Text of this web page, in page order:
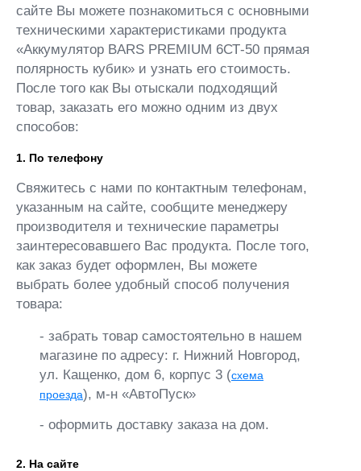
сайте Вы можете познакомиться с основными
техническими характеристиками продукта
«Аккумулятор BARS PREMIUM 6СТ-50 прямая
полярность кубик» и узнать его стоимость.
После того как Вы отыскали подходящий
товар, заказать его можно одним из двух
способов:
1. По телефону
Свяжитесь с нами по контактным телефонам,
указанным на сайте, сообщите менеджеру
производителя и технические параметры
заинтересовавшего Вас продукта. После того,
как заказ будет оформлен, Вы можете
выбрать более удобный способ получения
товара:
- забрать товар самостоятельно в нашем
магазине по адресу: г. Нижний Новгород,
ул. Кащенко, дом 6, корпус 3 (схема
проезда), м-н «АвтоПуск»
- оформить доставку заказа на дом.
2. На сайте